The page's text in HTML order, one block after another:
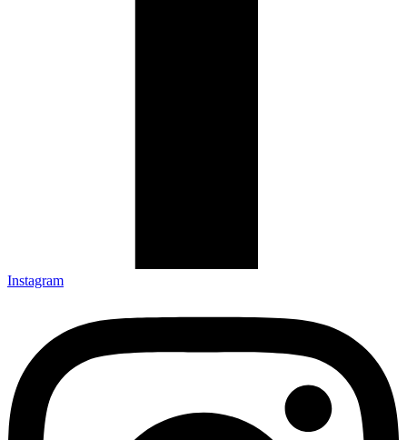
Instagram